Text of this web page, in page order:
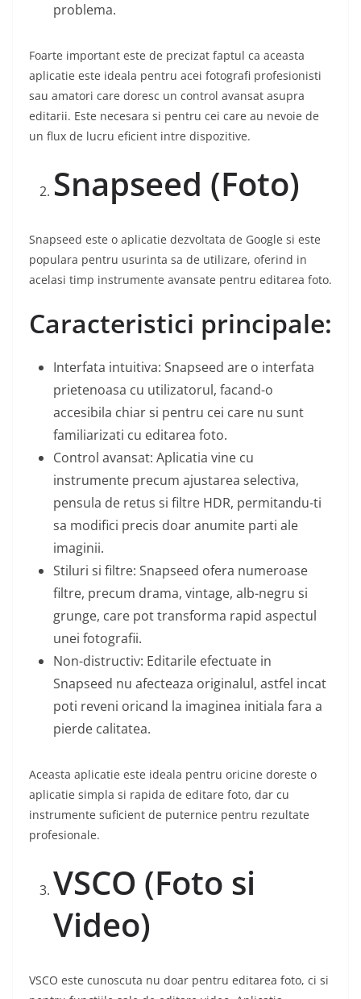
problema.
Foarte important este de precizat faptul ca aceasta
aplicatie este ideala pentru acei fotografi profesionisti
sau amatori care doresc un control avansat asupra
editarii. Este necesara si pentru cei care au nevoie de
un flux de lucru eficient intre dispozitive.
Snapseed (Foto)
Snapseed este o aplicatie dezvoltata de Google si este
populara pentru usurinta sa de utilizare, oferind in
acelasi timp instrumente avansate pentru editarea foto.
Caracteristici principale:
Interfata intuitiva: Snapseed are o interfata
prietenoasa cu utilizatorul, facand-o
accesibila chiar si pentru cei care nu sunt
familiarizati cu editarea foto.
Control avansat: Aplicatia vine cu
instrumente precum ajustarea selectiva,
pensula de retus si filtre HDR, permitandu-ti
sa modifici precis doar anumite parti ale
imaginii.
Stiluri si filtre: Snapseed ofera numeroase
filtre, precum drama, vintage, alb-negru si
grunge, care pot transforma rapid aspectul
unei fotografii.
Non-distructiv: Editarile efectuate in
Snapseed nu afecteaza originalul, astfel incat
poti reveni oricand la imaginea initiala fara a
pierde calitatea.
Aceasta aplicatie este ideala pentru oricine doreste o
aplicatie simpla si rapida de editare foto, dar cu
instrumente suficient de puternice pentru rezultate
profesionale.
VSCO (Foto si
Video)
VSCO este cunoscuta nu doar pentru editarea foto, ci si